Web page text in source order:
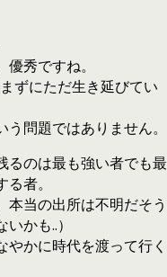
秀ですね。
ずにただ生き延びてい
問題ではありません。
るのは最も強い者でも最
者。
本当の出所は不明だそう
かも..）
かに時代を渡って行く